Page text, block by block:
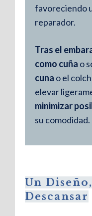
favoreciendo
reparador.
Tras el
como cuña o
cuna o el
elevar
minimizar
su comodidad.
Un
Descansar